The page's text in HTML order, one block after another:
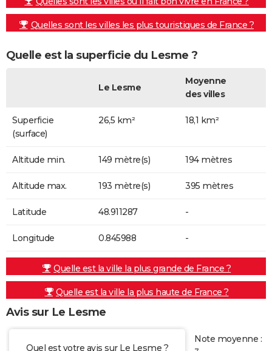
Quelles sont les villes les plus touristiques de France ?
Quelle est la superficie du Lesme ?
Le Lesme
Moyenne
des villes
Superficie
(surface)
26,5 km² 18,1 km²
Altitude min. 149 mètre(s) 194 mètres
Altitude max. 193 mètre(s) 395 mètres
Latitude 48.911287 -
Longitude 0.845988 -
Quelle est la ville la plus grande de France ?
Quelle est la ville la plus haute de France ?
Avis sur Le Lesme
Quel est votre avis sur Le Lesme ?
Note moyenne :